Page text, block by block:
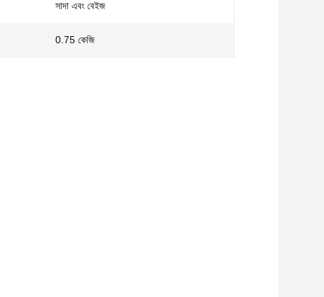
সাদা এবং বেইজ
0.75 কেজি